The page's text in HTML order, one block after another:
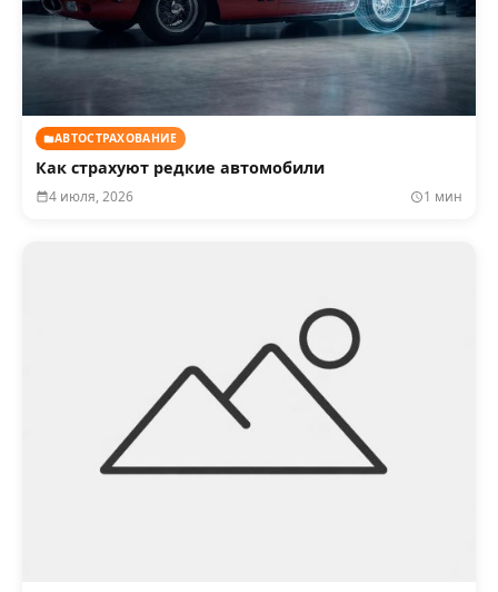
АВТОСТРАХОВАНИЕ
Как страхуют редкие автомобили
4 июля, 2026 1 мин